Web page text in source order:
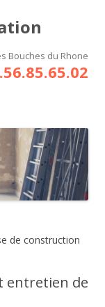
Bouches du Rhone
de construction
entretien de